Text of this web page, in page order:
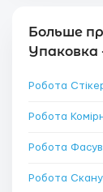
Больше
Упаковка
Робота
Робота
Робота
Робота